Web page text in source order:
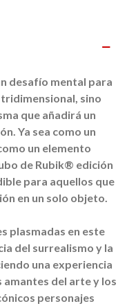
desafío mental para
sino
que añadirá un
Ya sea como un
un elemento
de Rubik® edición
para aquellos que
en un solo objeto.
plasmadas en este
del surrealismo y la
una experiencia
del arte y los
personajes